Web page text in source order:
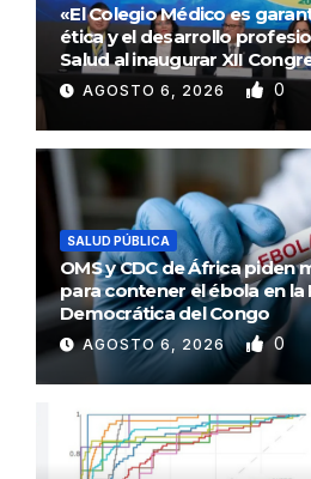
«El Colegio Médico es
ética y el desarrollo
Salud al inaugurar XII
AGOSTO 6, 2026 0
SALUD PÚBLICA
OMS y CDC de África piden
para contener el ébola en la
Democrática del Congo
AGOSTO 6, 2026 0